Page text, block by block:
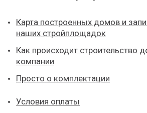
Карта построенных домов и
наших стройплощадок
Как происходит строительство
компании
Просто о комплектации
Условия оплаты